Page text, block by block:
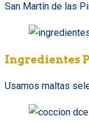
San Martín de las
Ingredientes
Usamos maltas